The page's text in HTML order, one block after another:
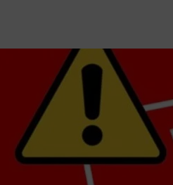
tymczasowy
numer
alarmowy